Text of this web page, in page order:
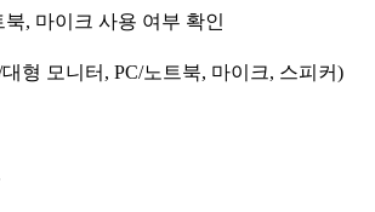
, 마이크 사용 여부 확인
형 모니터, PC/노트북, 마이크, 스피커)